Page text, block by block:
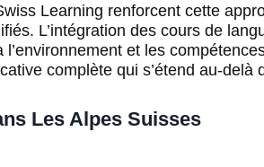
Learning renforcent cette
L’intégration des cours de
l’environnement et les
complète qui s’étend au-delà
Les Alpes Suisses